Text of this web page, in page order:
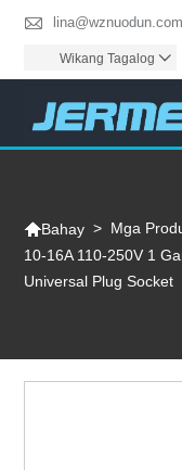
 lina@wznuodun.com
Wikang Tagalog 
Bahay > Mga
10-16A 110-250V 1
Universal Plug Socket